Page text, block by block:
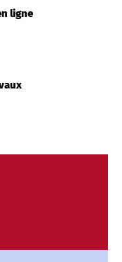
ligne